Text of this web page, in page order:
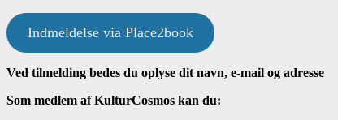
Indmeldelse via Place2book
Ved tilmelding bedes du oplyse dit navn, e-mail og adresse
Som medlem af KulturCosmos kan du: